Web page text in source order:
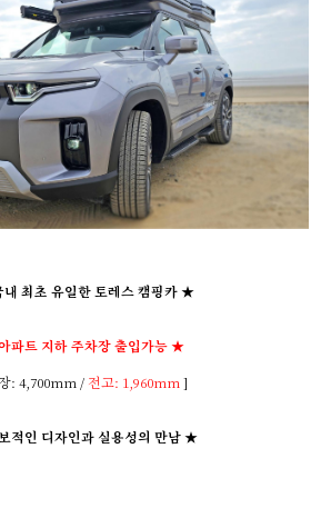
최초 유일한 토레스 캠핑카 ★
파트 지하 주차장 출입가능 ★
: 4,700mm / 전고: 1,960mm ]
적인 디자인과 실용성의 만남 ★